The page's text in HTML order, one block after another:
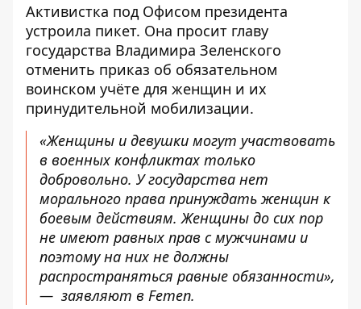
Активистка под Офисом президента
устроила пикет. Она просит главу
государства Владимира Зеленского
отменить приказ об обязательном
воинском учёте для женщин и их
принудительной мобилизации.
«Женщины и девушки могут участвовать
в военных конфликтах только
добровольно. У государства нет
морального права принуждать женщин к
боевым действиям. Женщины до сих пор
не имеют равных прав с мужчинами и
поэтому на них не должны
распространяться равные обязанности»,
— заявляют в Femen.